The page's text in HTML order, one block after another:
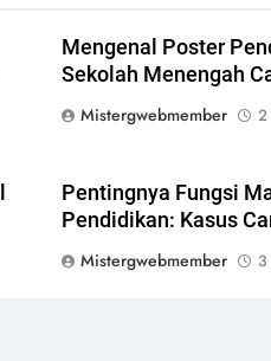
Mengenal Poster
Sekolah Menengah
Mistergwebmember
2
Pentingnya Fungsi
Pendidikan: Kasus
Mistergwebmember